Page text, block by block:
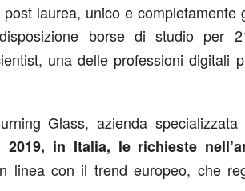
laurea, unico e completamente
borse di studio per
una delle professioni digitali
Glass, azienda specializzata
2019, in Italia, le richieste
linea con il trend europeo, che